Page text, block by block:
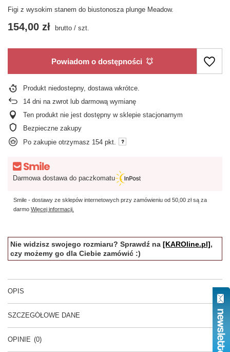
Figi z wysokim stanem do biustonosza plunge Meadow.
154,00 zł brutto / szt.
Powiadom o dostępności
Produkt niedostepny, dostawa wkrótce
14 dni na zwrot lub darmową wymianę
Ten produkt nie jest dostępny w sklepie stacjonarnym
Bezpieczne zakupy
Po zakupie otrzymasz 154 pkt.
Darmowa dostawa do paczkomatu
Smile - dostawy ze sklepów internetowych przy zamówieniu od 50,00 złsą za
darmo Więcej informacji.
Nie widzisz swojego rozmiaru? Sprawdź na [KAROline.pl],
czy możemy go dla Ciebie zamówić :)
OPIS
SZCZEGÓŁOWE DANE
OPINIE (0)